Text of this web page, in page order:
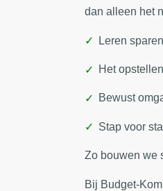
dan alleen het
Leren
Het
Bewust
Stap voor
Zo bouwen we
Bij Budget-